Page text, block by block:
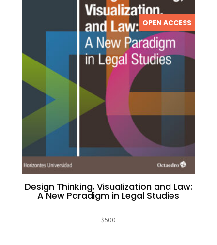
OPEN ACCESS
Design Thinking, Visualization and Law:
A New Paradigm in Legal Studies
$500